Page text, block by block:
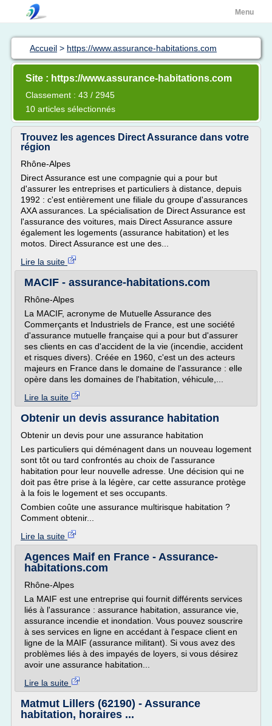
Menu
Accueil > https://www.assurance-habitations.com
Site : https://www.assurance-habitations.com
Classement : 43 / 2945
10 articles sélectionnés
Trouvez les agences Direct Assurance dans votre
région
Rhône-Alpes
Direct Assurance est une compagnie qui a pour but
d'assurer les entreprises et particuliers à distance, depuis
1992 : c'est entièrement une filiale du groupe d'assurances
AXA assurances. La spécialisation de Direct Assurance est
l'assurance des voitures, mais Direct Assurance assure
également les logements (assurance habitation) et les
motos. Direct Assurance est une des...
Lire la suite
MACIF - assurance-habitations.com
Rhône-Alpes
La MACIF, acronyme de Mutuelle Assurance des
Commerçants et Industriels de France, est une société
d'assurance mutuelle française qui a pour but d'assurer
ses clients en cas d'accident de la vie (incendie, accident
et risques divers). Créée en 1960, c'est un des acteurs
majeurs en France dans le domaine de l'assurance : elle
opère dans les domaines de l'habitation, véhicule,...
Lire la suite
Obtenir un devis assurance habitation
Obtenir un devis pour une assurance habitation
Les particuliers qui déménagent dans un nouveau logement
sont tôt ou tard confrontés au choix de l'assurance
habitation pour leur nouvelle adresse. Une décision qui ne
doit pas être prise à la légère, car cette assurance protège
à la fois le logement et ses occupants.
Combien coûte une assurance multirisque habitation ?
Comment obtenir...
Lire la suite
Agences Maif en France - Assurance-
habitations.com
Rhône-Alpes
La MAIF est une entreprise qui fournit différents services
liés à l'assurance : assurance habitation, assurance vie,
assurance incendie et inondation. Vous pouvez souscrire
à ses services en ligne en accédant à l'espace client en
ligne de la MAIF (assurance militant). Si vous avez des
problèmes liés à des impayés de loyers, si vous désirez
avoir une assurance habitation...
Lire la suite
Matmut Lillers (62190) - Assurance
habitation, horaires ...